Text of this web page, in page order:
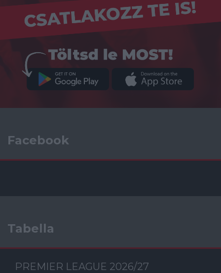
Facebook
Tabella
PREMIER LEAGUE 2026/27